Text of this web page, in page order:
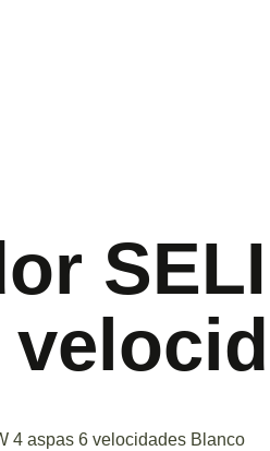
4 aspas 6 velocidades Blanco